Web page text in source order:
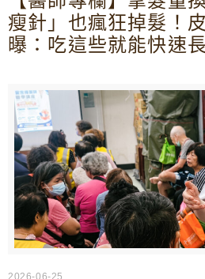
瘦針」也瘋狂掉髮！
曝：吃這些就能快速
2026-06-25